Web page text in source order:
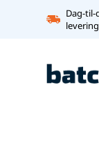
Dag-til-
levering